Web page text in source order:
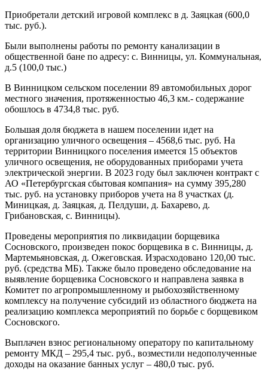
Приобретали детский игровой комплекс в д. Заяцкая (600,0
тыс. руб.).
Были выполнены работы по ремонту канализации в
общественной бане по адресу: с. Винницы, ул. Коммунальная,
д.5 (100,0 тыс.)
В Винницком сельском поселении 89 автомобильных дорог
местного значения, протяженностью 46,3 км.- содержание
обошлось в 4734,8 тыс. руб.
Большая доля бюджета в нашем поселении идет на
организацию уличного освещения – 4568,6 тыс. руб. На
территории Винницкого поселения имеется 15 объектов
уличного освещения, не оборудованных приборами учета
электрической энергии. В 2023 году был заключен контракт с
АО «Петербургская сбытовая компания» на сумму 395,280
тыс. руб. на установку приборов учета на 8 участках (д.
Миницкая, д. Заяцкая, д. Пелдуши, д. Бахарево, д.
Грибановская, с. Винницы).
Проведены мероприятия по ликвидации борщевика
Сосновского, произведен покос борщевика в с. Винницы, д.
Мартемьяновская, д. Ожеговская. Израсходовано 120,00 тыс.
руб. (средства МБ). Также было проведено обследование на
выявление борщевика Сосновского и направлена заявка в
Комитет по агропромышленному и рыбохозяйственному
комплексу на получение субсидий из областного бюджета на
реализацию комплекса мероприятий по борьбе с борщевиком
Сосновского.
Выплачен взнос региональному оператору по капитальному
ремонту МКД – 295,4 тыс. руб., возместили недополученные
доходы на оказание банных услуг – 480,0 тыс. руб.